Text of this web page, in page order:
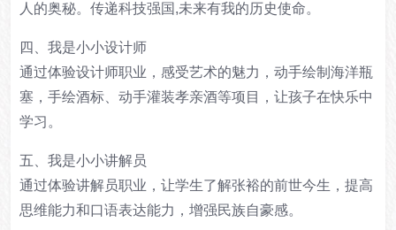
人的奥秘。传递科技强国,未来有我的历史使命。
四、我是小小设计师
通过体验设计师职业，感受艺术的魅力，动手绘制海洋瓶
塞，手绘酒标、动手灌装孝亲酒等项目，让孩子在快乐中
学习。
五、我是小小讲解员
通过体验讲解员职业，让学生了解张裕的前世今生，提高
思维能力和口语表达能力，增强民族自豪感。